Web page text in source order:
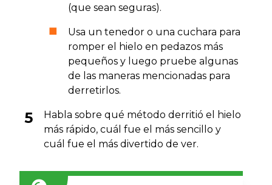
(que sean seguras).
Usa un tenedor o una cuchara para
romper el hielo en pedazos más
pequeños y luego pruebe algunas
de las maneras mencionadas para
derretirlos.
Habla sobre qué método derritió el hielo
más rápido, cuál fue el más sencillo y
cuál fue el más divertido de ver.